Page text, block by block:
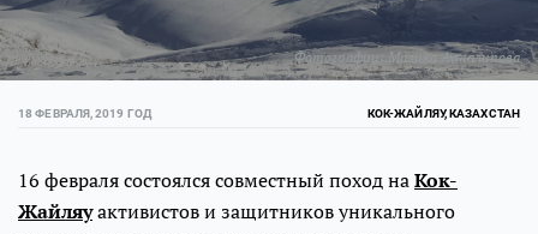
Фотографии: Малика Ауталипова
18 ФЕВРАЛЯ, 2019 ГОД КОК-ЖАЙЛЯУ, КАЗАХСТАН
16 февраля состоялся совместный поход наКок-
Жайляуактивистов и защитников уникального